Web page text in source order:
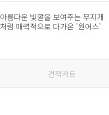
아름다운 빛깔을 보여주는 무지개
처럼 매력적으로 다가온 '원어스'
견적카트